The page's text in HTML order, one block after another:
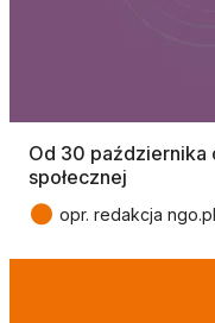
Od 30 października
społecznej
● opr. redakcja ngo.pl